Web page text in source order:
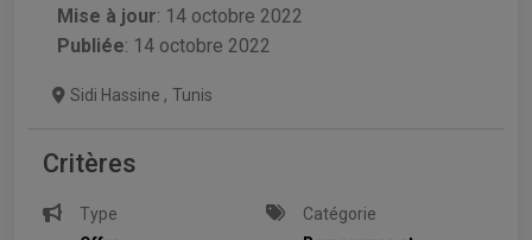
Mise à jour: 14 octobre 2022
Publiée: 14 octobre 2022
Sidi Hassine , Tunis
Critères
Type
Catégorie